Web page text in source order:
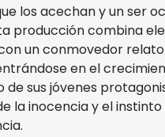
los acechan y un ser
producción combina
un conmovedor
en el
de sus jóvenes
la inocencia y el instinto